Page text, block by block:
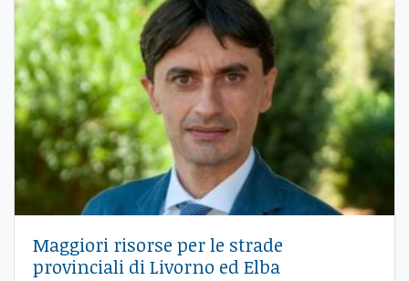
Maggiori risorse per le strade
provinciali di Livorno ed Elba